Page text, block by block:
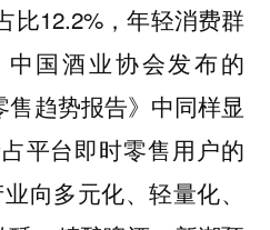
比12.2%，年轻消费群
国酒业协会发布的
售趋势报告》中同样显
平台即时零售用户的
向多元化、轻量化、